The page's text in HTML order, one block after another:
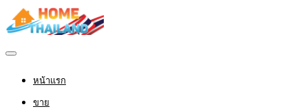
หน้าแรก
ขาย